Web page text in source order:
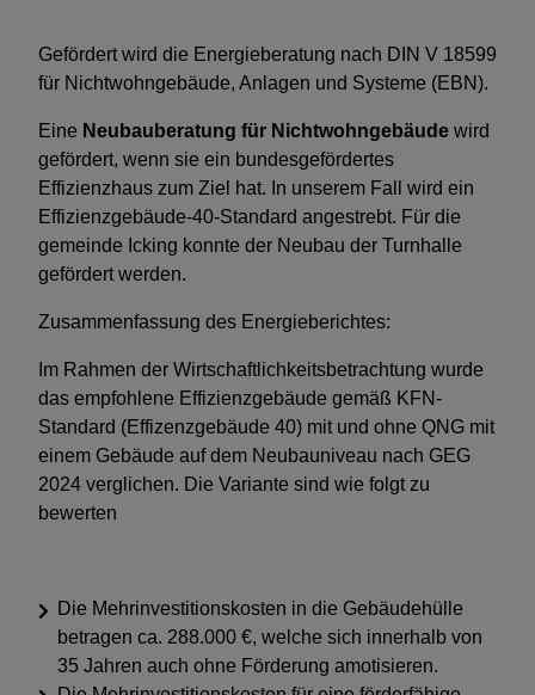
Gefördert wird die Energieberatung nach DIN V 18599
für Nichtwohngebäude, Anlagen und Systeme (EBN).
Eine Neubauberatung für Nichtwohngebäude wird
gefördert, wenn sie ein bundesgefördertes
Effizienzhaus zum Ziel hat. In unserem Fall wird ein
Effizienzgebäude-40-Standard angestrebt. Für die
gemeinde Icking konnte der Neubau der Turnhalle
gefördert werden.
Zusammenfassung des Energieberichtes:
Im Rahmen der Wirtschaftlichkeitsbetrachtung wurde
das empfohlene Effizienzgebäude gemäß KFN-
Standard (Effizenzgebäude 40) mit und ohne QNG mit
einem Gebäude auf dem Neubauniveau nach GEG
2024 verglichen. Die Variante sind wie folgt zu
bewerten
Die Mehrinvestitionskosten in die Gebäudehülle
betragen ca. 288.000 €, welche sich innerhalb von
35 Jahren auch ohne Förderung amotisieren.